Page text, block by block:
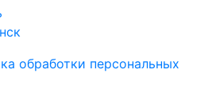
обработки персональных